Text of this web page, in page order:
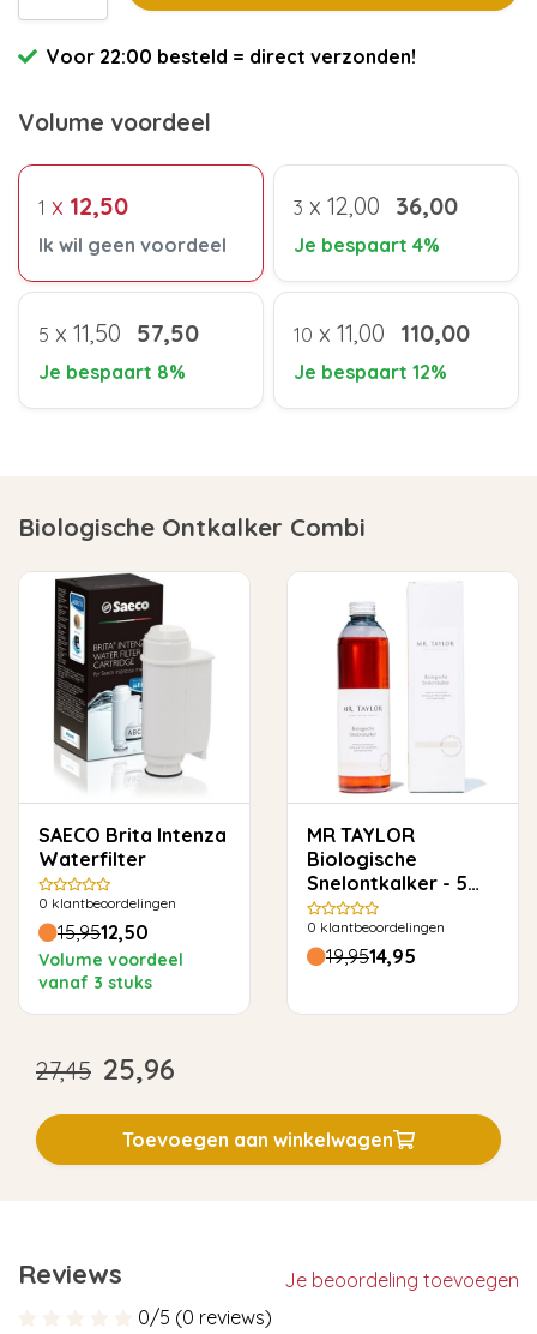
Voor 22:00 besteld = direct verzonden!
Volume voordeel
1 x 12,50
Ik wil geen voordeel
3 x 12,00 36,00
Je bespaart 4%
5 x 11,50 57,50
Je bespaart 8%
10 x 11,00 110,00
Je bespaart 12%
Biologische Ontkalker Combi
SAECO Brita Intenza
Waterfilter
0 klantbeoordelingen
15,9512,50
Volume voordeel
vanaf 3 stuks
MR TAYLOR
Biologische
Snelontkalker - 5
keer ontkalken
0 klantbeoordelingen
19,9514,95
27,45 25,96
Toevoegen aan winkelwagen
Reviews
Je beoordeling toevoegen
0/5 (0 reviews)